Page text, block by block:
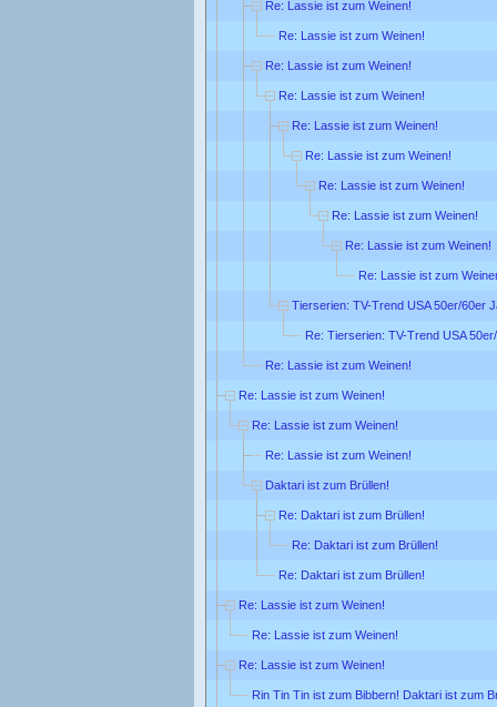
Re: Lassie ist zum Weinen!
Re: Lassie ist zum Weinen!
Re: Lassie ist zum Weinen!
Re: Lassie ist zum Weinen!
Re: Lassie ist zum Weinen!
Re: Lassie ist zum Weinen!
Re: Lassie ist zum Weinen!
Re: Lassie ist zum Weinen!
Re: Lassie ist zum Weinen!
Re: Lassie ist zum
Tierserien: TV-Trend USA 50er/60er
Re: Tierserien: TV-Trend USA
Re: Lassie ist zum Weinen!
Re: Lassie ist zum Weinen!
Re: Lassie ist zum Weinen!
Re: Lassie ist zum Weinen!
Daktari ist zum Brüllen!
Re: Daktari ist zum Brüllen!
Re: Daktari ist zum Brüllen!
Re: Daktari ist zum Brüllen!
Re: Lassie ist zum Weinen!
Re: Lassie ist zum Weinen!
Re: Lassie ist zum Weinen!
Rin Tin Tin ist zum Bibbern! Daktari ist zum